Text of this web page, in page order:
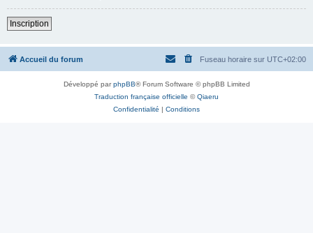
Inscription
Accueil du forum Fuseau horaire sur UTC+02:00
Développé parphpBB® Forum Software © phpBB Limited
Traduction française officielle ©Qiaeru
Confidentialité | Conditions